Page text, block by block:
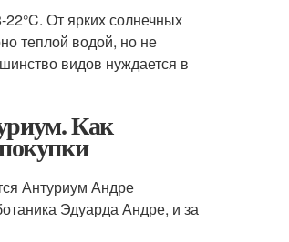
От ярких солнечных
теплой водой, но не
видов нуждается в
Как
Антуриум Андре
Эдуарда Андре, и за